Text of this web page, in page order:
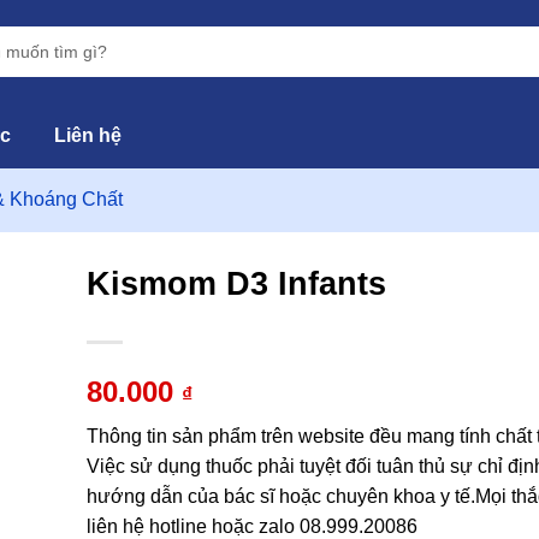
Liên hệ
Khoáng Chất
Kismom D3 Infants
80.000 ₫
Thông tin sản phẩm trên website đều mang tính chất
Việc sử dụng thuốc phải tuyệt đối tuân thủ sự chỉ
hướng dẫn của bác sĩ hoặc chuyên khoa y tế.Mọi
liên hệ hotline hoặc zalo 08.999.20086